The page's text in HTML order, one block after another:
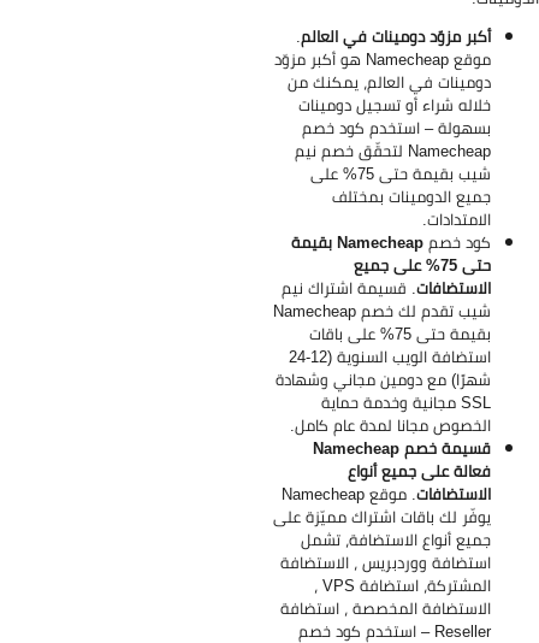
أكبر مزوّد دومينات في العالم.
موقع Namecheap هو أكبر مزوّد
دومينات في العالم، يمكنك من
خلاله شراء أو تسجيل دومينات
بسهولة – استخدم كود خصم
Namecheap لتحقّق خصم نيم
شيب بقيمة حتى 75% على
جميع الدومينات بمختلف
الامتدادات.
كود خصم Namecheap بقيمة
حتى 75% على جميع
الاستضافات. قسيمة اشتراك نيم
شيب تقدم لك خصم Namecheap
بقيمة حتى 75% على باقات
استضافة الويب السنوية (12-24
شهرًا) مع دومين مجاني وشهادة
SSL مجانية وخدمة حماية
الخصوص مجانا لمدة عام كامل.
قسيمة خصم Namecheap
فعالة على جميع أنواع
الاستضافات . موقع Namecheap
يوفّر لك باقات اشتراك مميّزة على
جميع أنواع الاستضافة، تشمل
استضافة ووردبريس ، الاستضافة
المشتركة، استضافة VPS ،
الاستضافة المخصصة ، استضافة
Reseller – استخدم كود خصم